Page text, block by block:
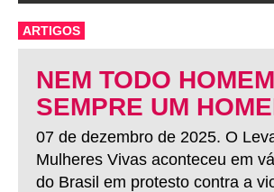
ARTIGOS
NEM TODO
SEMPRE UM
07 de dezembro de 2025. O
Mulheres Vivas aconteceu em
do Brasil em protesto contra a